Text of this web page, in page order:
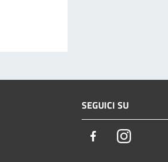
SEGUICI SU
FacebookInstagram